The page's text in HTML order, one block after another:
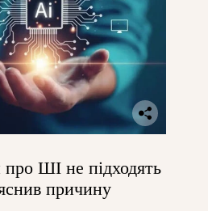
про ШІ не підходять
причину